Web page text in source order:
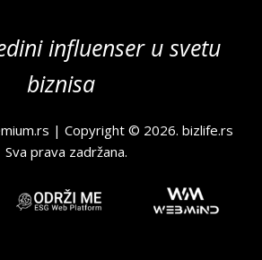
influenser u svetu
biznisa
| Copyright © 2026.bizlife.rs
Sva prava zadržana.